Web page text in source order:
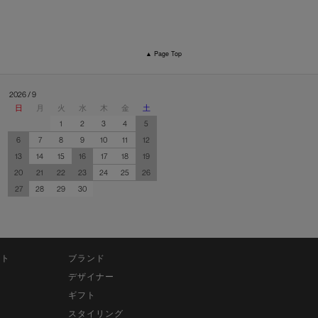
▲ Page Top
2026 / 9
日
月 火 水 木 金
土
1
2 3 4
5
6
7 8 9 10 11
12
13
14 15 16 17 18
19
20
21 22 23 24 25
26
27
28 29 30
ブランド
デザイナー
ギフト
スタイリング